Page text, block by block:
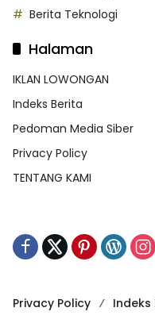
Berita Teknologi
Halaman
IKLAN LOWONGAN
Indeks Berita
Pedoman Media Siber
Privacy Policy
TENTANG KAMI
Privacy Policy Indeks